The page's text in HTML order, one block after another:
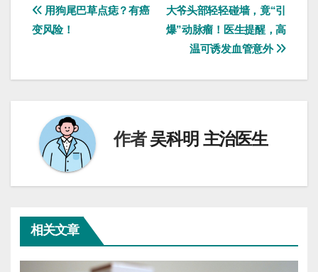
文
章
导
大爷头部轻轻碰墙，竟“引
爆”动脉瘤！医生提醒，高
温可诱发血管意外
用狗尾巴草点痣？有癌
变风险！
作者吴科明 主治医生
相关文章